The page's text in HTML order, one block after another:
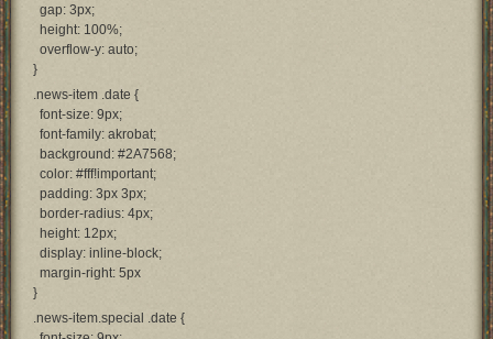
gap: 3px;
height: 100%;
overflow-y: auto;
}
.news-item .date {
font-size: 9px;
font-family: akrobat;
background: #2A7568;
color: #fff!important;
padding: 3px 3px;
border-radius: 4px;
height: 12px;
display: inline-block;
margin-right: 5px
}
.news-item.special .date {